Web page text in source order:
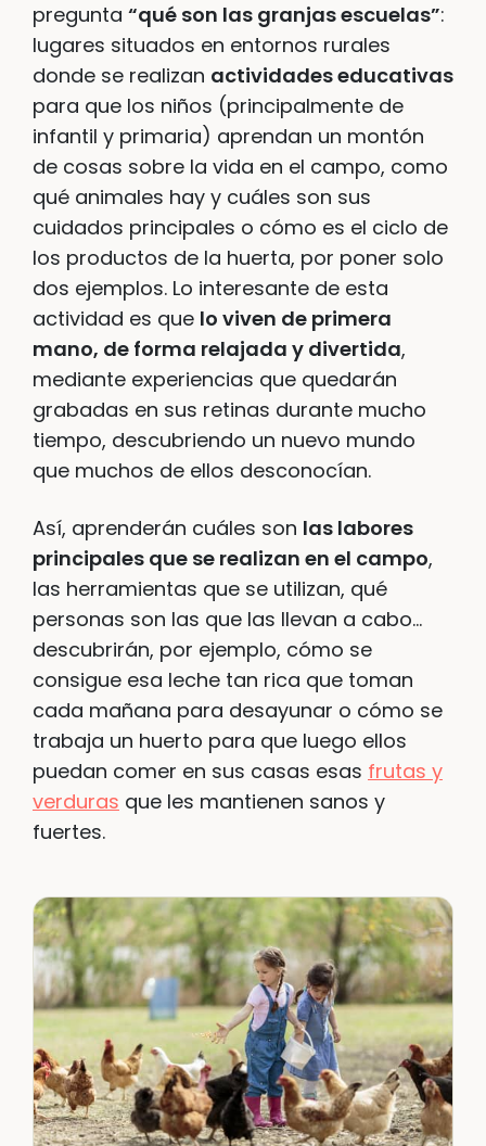
pregunta “qué son las granjas escuelas”:
lugares situados en entornos rurales
donde se realizan actividades educativas
para que los niños (principalmente de
infantil y primaria) aprendan un montón
de cosas sobre la vida en el campo, como
qué animales hay y cuáles son sus
cuidados principales o cómo es el ciclo de
los productos de la huerta, por poner solo
dos ejemplos. Lo interesante de esta
actividad es que lo viven de primera
mano, de forma relajada y divertida,
mediante experiencias que quedarán
grabadas en sus retinas durante mucho
tiempo, descubriendo un nuevo mundo
que muchos de ellos desconocían.
Así, aprenderán cuáles son las labores
principales que se realizan en el campo,
las herramientas que se utilizan, qué
personas son las que las llevan a cabo…
descubrirán, por ejemplo, cómo se
consigue esa leche tan rica que toman
cada mañana para desayunar o cómo se
trabaja un huerto para que luego ellos
puedan comer en sus casas esas frutas y
verduras que les mantienen sanos y
fuertes.